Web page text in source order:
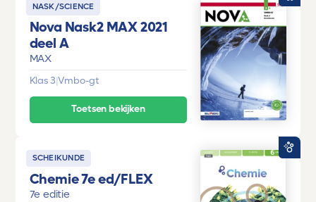
NASK/SCIENCE
Nova Nask2 MAX 2021
deel A
MAX
Klas 3|Vmbo-gt
Toetsen bekijken
SCHEIKUNDE
Chemie 7e ed/FLEX
7e editie